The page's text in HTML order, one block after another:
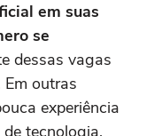
em suas
se
dessas vagas
outras
experiência
tecnologia.